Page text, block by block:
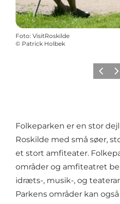
Foto: VisitRoskilde
© Patrick Holbek
Forrige
Folkeparken er en stor
Roskilde med små søer,
et stort amfiteater.
områder og amfiteatret
idræts-, musik-, og
Parkens områder kan